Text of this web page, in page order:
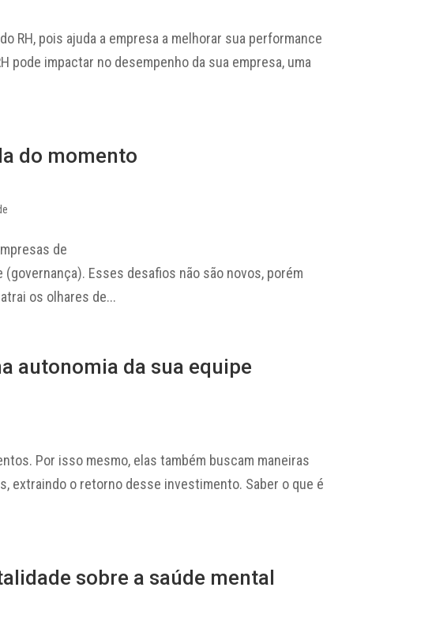
RH, pois ajuda a empresa a melhorar sua performance
pode impactar no desempenho da sua empresa, uma
do momento
de
Esses desafios não são novos, porém
os olhares de...
autonomia da sua equipe
Por isso mesmo, elas também buscam maneiras
extraindo o retorno desse investimento. Saber o que é
sobre a saúde mental